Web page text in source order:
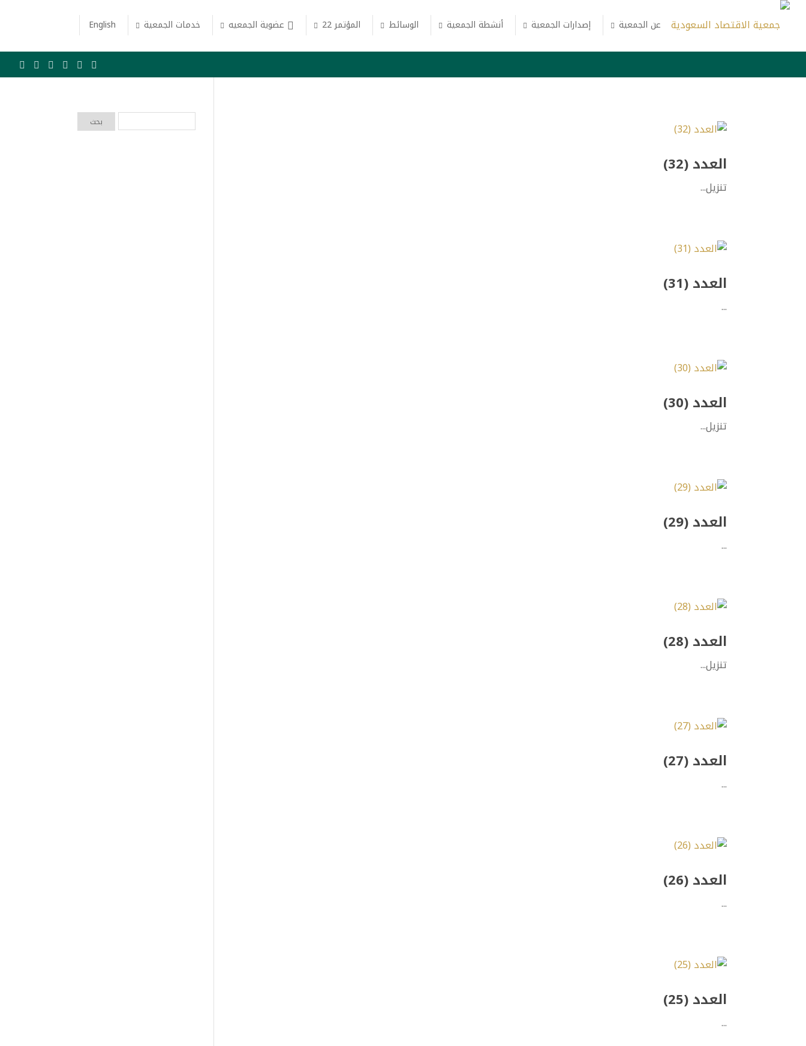
عن الجمعية إصدارات الجمعية أنشطة الجمعية الوسائط المؤتمر 22 عضوية الجمعيه خدمات الجمعية English
العدد (32)
تنزيل...
العدد (31)
...
العدد (30)
تنزيل...
العدد (29)
...
العدد (28)
تنزيل...
العدد (27)
...
العدد (26)
...
العدد (25)
...